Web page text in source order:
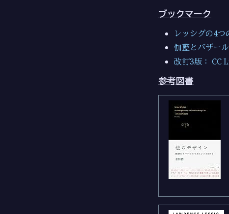
ブックマーク
レッシグの4
伽藍とバザー
改訂3版： CC
参考図書